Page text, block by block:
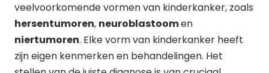
veelvoorkomende vormen van kinderkanker, zoals
hersentumoren, neuroblastoomen
niertumoren. Elke vorm van kinderkanker heeft
zijn eigen kenmerken en behandelingen. Het